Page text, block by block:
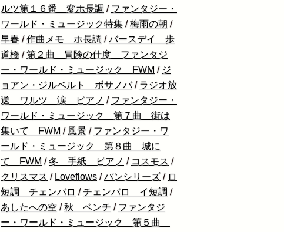
ルツ第１６番 変ホ長調 / ファンタジー・
ワールド・ミュージック特集 /梅雨の朝 /
早春 /作曲メモ ホ長調 /バースデイ 歩
道橋 /第２曲 冒険の仕度 ファンタジ
ー・ワールド・ミュージック FWM / ジ
ョアン・ジルベルト ボサノバ / ラジオ放
送 ワルツ 涙 ピアノ / ファンタジー・
ワールド・ミュージック 第７曲 街は
集いて FWM / 風景 / ファンタジー・ワ
ールド・ミュージック 第８曲 城に
て FWM /冬 手紙 ピアノ / コスモス /
クリスマス / Loveflows /パンシリーズ / ロ
短調 チェンバロ /チェンバロ イ短調 /
あしたへの空 /秋 ベンチ / ファンタジ
ー・ワールド・ミュージック 第５曲